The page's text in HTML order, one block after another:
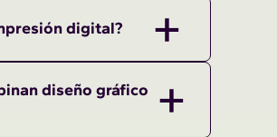
digital?
diseño gráfico